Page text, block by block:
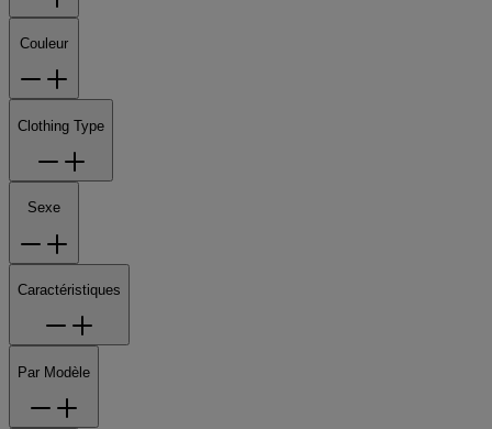
Couleur
Clothing Type
Sexe
Caractéristiques
Par Modèle